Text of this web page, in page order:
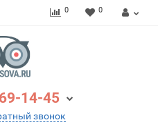
0 0
14-45
звонок